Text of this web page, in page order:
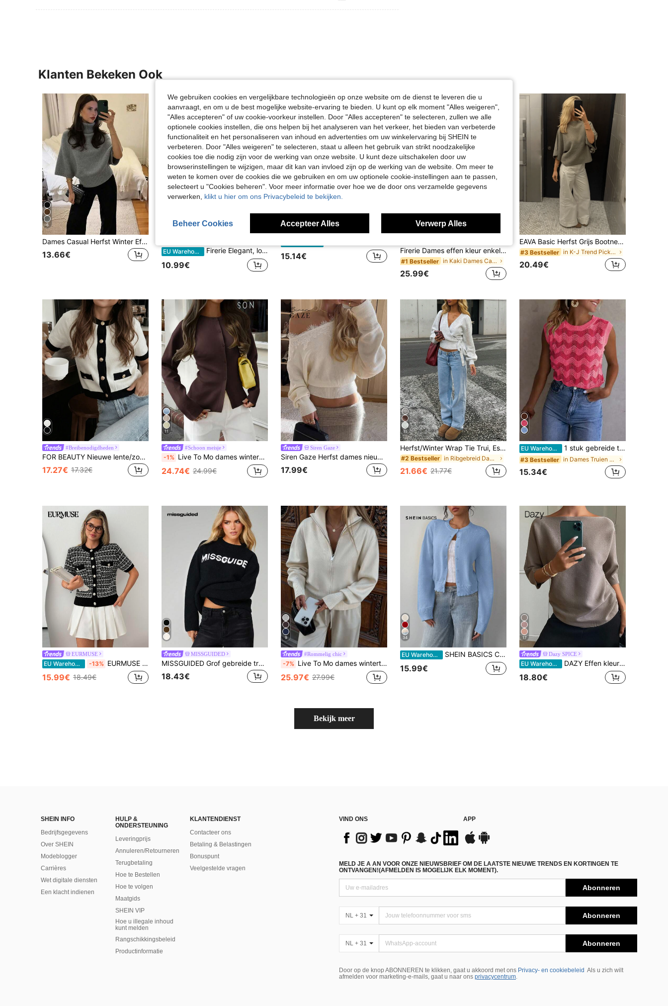
Klanten Bekeken Ook
6
Dames Casual Herfst Winter Effen Grijs Hoge Hals Trui Vleermuismouw Gebreide Top Getailleerde Taille Getextureerd /Dagelijks Kantoor Woon-werkverkeer Pullover
13.66€ EU Warehouse Firerie Elegant, losvallend, casual, mouwloos gebreid vest met hoge hals, perfect voor een avondje uit of als topje voor school in de herfst/winter.
10.99€
15.14€
Firerie Dames effen kleur enkelrijige casual veelzijdige dagelijkse cardigan
#1 Bestseller in Kaki Dames Cardigans
25.99€
EAVA Basic Herfst Grijs Bootneck Gebreide Trui, Minimalistische Casual Streetstyle Dames Terug naar School Outfit Herfst
#3 Bestseller in K-J Trend Picks Dames breigoed
20.49€
#Breibenodigdheden
FOR BEAUTY Nieuwe lente/zomer top voor dames, romantisch kleurblokdesign, minimalistische casual stijl voor woon-werkverkeer, gebreide blouse met korte mouwen
17.27€ 17.32€
11
#Schoon meisje
-1% Live To Mo dames wintervest, lange mouwen met knoopsluiting, zakelijke casual stijl, bruin, herfst
24.74€ 24.99€
Siren Gaze
Siren Gaze Herfst dames nieuwe asymmetrische effen kleur trui asymmetrische schouder mode kanten patchwork trui
17.99€
11
Herfst/Winter Wrap Tie Trui, Essentiële Huisset voor Vrouwen, Geschikt voor Dagelijks Woon-werkverkeer, Dating, Reizen en Diverse Gelegenheden, Lichtgrijs, Minimalistisch
#2 Bestseller in Ribgebreid Dames Truien
21.66€ 21.77€
EU Warehouse 1 stuk gebreide top met kleurblokken en strepen van mesh, zomerroze
#3 Bestseller in Dames Truien Vesten
15.34€
EURMUSE
EU Warehouse -13% EURMUSE Damestop in tweedlook, zwart-wit, regular fit, korte mouwen, gebreide top met knoopsluiting aan de voorkant, ronde hals, ribboord, zakken en gouden knoopdetails.
15.99€ 18.49€
MISSGUIDED
MISSGUIDED Grof gebreide trui met opvallende letterprint, lange mouwen, ronde hals, geschikt voor winter en herfst.
18.43€
9
#Rommelig chic
-7% Live To Mo dames wintertrui zakelijke casual gebreide cardigan, lange mouwen, rits aan de voorkant, back to school, essentieel voor dagelijks gebruik in de herfst
25.97€ 27.99€
34
EU Warehouse SHEIN BASICS Casual lichtblauwe ronde hals lange mouw ontspannen korte cardigan voor dames dames herfstjas dagelijks kantoor
15.99€
17
Dazy SPICE
EU Warehouse DAZY Effen kleur nauwsluitende bootneck top met halve mouwen, casual elegant, herfst/winter, dames gebreide top
18.80€
Bekijk meer
SHEIN INFO
Bedrijfsgegevens
Over SHEIN
Modeblogger
Carrières
Wet digitale diensten
Een klacht indienen
HULP &
ONDERSTEUNING
Leveringprijs
Annuleren/Retourneren
Terugbetaling
Hoe te Bestellen
Hoe te volgen
Maatgids
SHEIN VIP
Hoe u illegale inhoud
kunt melden
Rangschikkingsbeleid
​Productinformatie
KLANTENDIENST
Contacteer ons
Betaling & Belastingen
Bonuspunt
Veelgestelde vragen
VIND ONS APP
MELD JE A AN VOOR ONZE NIEUWSBRIEF OM DE LAATSTE NIEUWE TRENDS EN KORTINGEN TE
ONTVANGEN!(AFMELDEN IS MOGELIJK ELK MOMENT).
Abonneren
NL + 31 Abonneren
NL + 31 Abonneren
Door op de knop ABONNEREN te klikken, gaat u akkoord met ons Privacy- en cookiebeleid Als u zich wilt
afmelden voor marketing-e-mails, gaat u naar ons privacycentrum.
We gebruiken cookies en vergelijkbare technologieën op onze website om de dienst te leveren die u
aanvraagt, en om u de best mogelijke website-ervaring te bieden. U kunt op elk moment "Alles weigeren",
"Alles accepteren" of uw cookie-voorkeur instellen. Door "Alles accepteren" te selecteren, zullen we alle
optionele cookies instellen, die ons helpen bij het analyseren van het verkeer, het bieden van verbeterde
functionaliteit en het personaliseren van inhoud en advertenties om uw winkelervaring bij SHEIN te
verbeteren. Door "Alles weigeren" te selecteren, staat u alleen het gebruik van strikt noodzakelijke
cookies toe die nodig zijn voor de werking van onze website. U kunt deze uitschakelen door uw
browserinstellingen te wijzigen, maar dit kan van invloed zijn op de werking van de website. Om meer te
weten te komen over de cookies die we gebruiken en om uw optionele cookie-instellingen aan te passen,
selecteert u "Cookies beheren". Voor meer informatie over hoe we de door ons verzamelde gegevens
verwerken, klikt u hier om ons Privacybeleid te bekijken.
Beheer Cookies Accepteer Alles Verwerp Alles